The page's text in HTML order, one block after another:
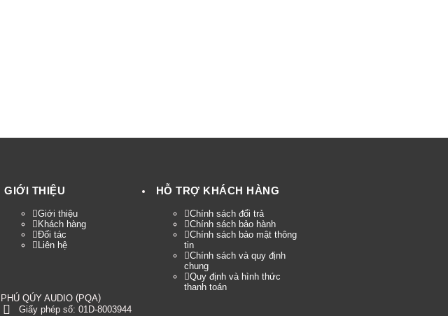
GIỚI THIỆU
Giới thiệu
Khách hàng
Đối tác
Liên hệ
HỖ TRỢ KHÁCH HÀNG
Chính sách đổi trả
Chính sách bảo hành
Chính sách bảo mật thông
tin
Chính sách và quy định
chung
Quy định và hình thức
thanh toán
PHÚ QÚY AUDIO (PQA)
Giấy phép số: 01D-8003944